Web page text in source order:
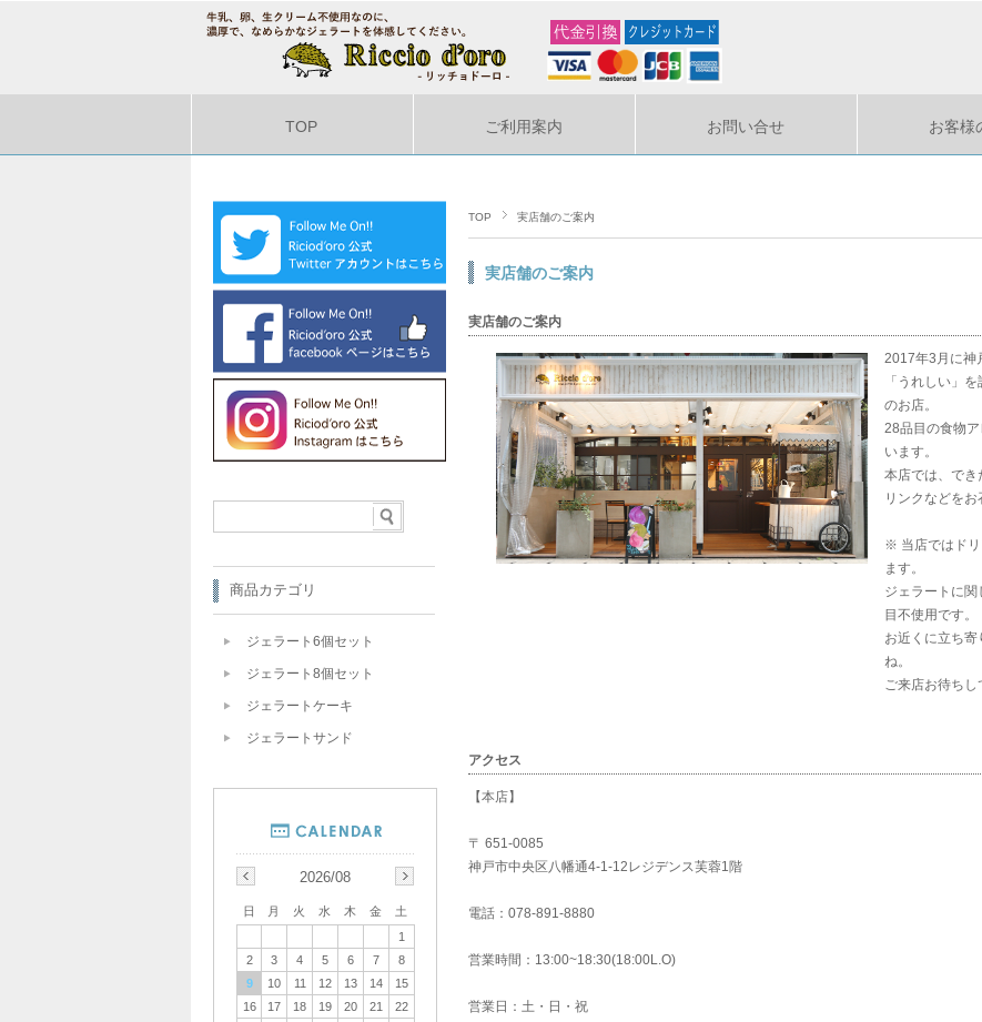
TOP ご利用案内 お問い合せ お客様
TOP 実店舗のご案内
実店舗のご案内
実店舗のご案内
2017年3月に神
「うれしい」
のお店。
28品目の食物
います。
本店では、でき
リンクなどをお
※ 当店ではドリ
ます。
ジェラートに
目不使用です。
お近くに立ち
ね。
ご来店お待ちし
アクセス
【本店】
〒 651-0085
神戸市中央区八幡通4-1-12レジデンス芙蓉1階
電話：078-891-8880
営業時間：13:00~18:30(18:00L.O)
営業日：土・日・祝
商品カテゴリ
ジェラート6個セット
ジェラート8個セット
ジェラートケーキ
ジェラートサンド
2026/08
日 月 火 水 木 金
土
1
2
3 4 5 6 7
8
9
10 11 12 13 14
15
16
17 18 19 20 21
22